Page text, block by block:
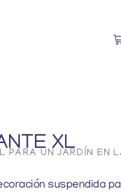
XL
PARA UN JARDÍN EN
suspendida